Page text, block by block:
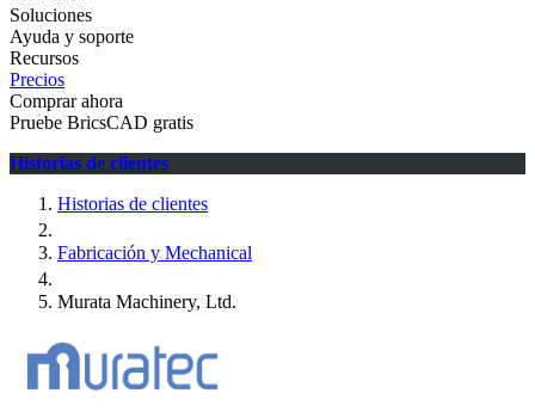
Soluciones
Ayuda y soporte
Recursos
Precios
Comprar ahora
Pruebe BricsCAD gratis
Historias de clientes
Historias de clientes
Fabricación y Mechanical
Murata Machinery, Ltd.